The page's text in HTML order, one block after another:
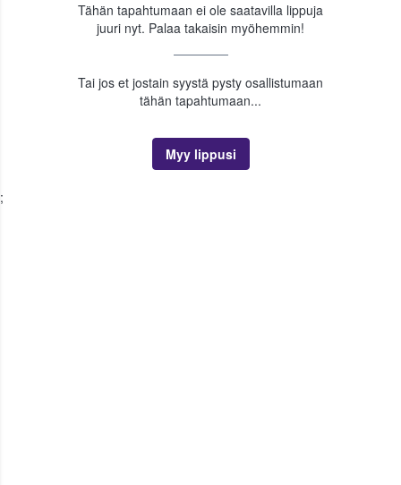
Tähän tapahtumaan ei ole saatavilla lippuja
juuri nyt. Palaa takaisin myöhemmin!
Tai jos et jostain syystä pysty osallistumaan
tähän tapahtumaan...
Myy lippusi
;